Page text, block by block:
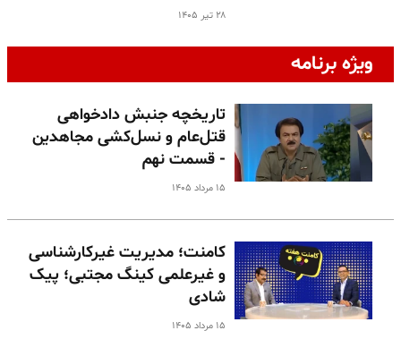
۲۸ تیر ۱۴۰۵
ویژه برنامه
تاریخچه جنبش دادخواهی
قتل‌عام و نسل‌کشی مجاهدین
- قسمت نهم
۱۵ مرداد ۱۴۰۵
کامنت؛ مدیریت غیرکارشناسی
و غیرعلمی کینگ مجتبی؛ پیک
شادی
۱۵ مرداد ۱۴۰۵